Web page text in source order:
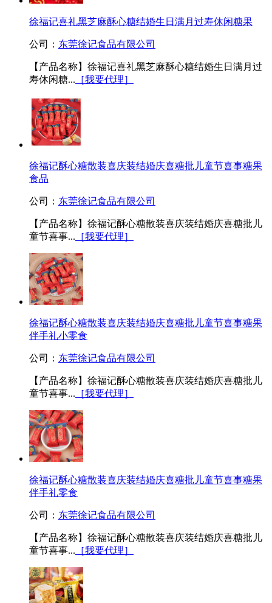
徐福记喜礼黑芝麻酥心糖结婚生日满月过寿休闲糖果
公司： 东莞徐记食品有限公司
【产品名称】徐福记喜礼黑芝麻酥心糖结婚生日满月过
寿休闲糖... ［我要代理］
徐福记酥心糖散装喜庆装结婚庆喜糖批儿童节喜事糖果
食品
公司： 东莞徐记食品有限公司
【产品名称】徐福记酥心糖散装喜庆装结婚庆喜糖批儿
童节喜事... ［我要代理］
徐福记酥心糖散装喜庆装结婚庆喜糖批儿童节喜事糖果
伴手礼小零食
公司： 东莞徐记食品有限公司
【产品名称】徐福记酥心糖散装喜庆装结婚庆喜糖批儿
童节喜事... ［我要代理］
徐福记酥心糖散装喜庆装结婚庆喜糖批儿童节喜事糖果
伴手礼零食
公司： 东莞徐记食品有限公司
【产品名称】徐福记酥心糖散装喜庆装结婚庆喜糖批儿
童节喜事... ［我要代理］